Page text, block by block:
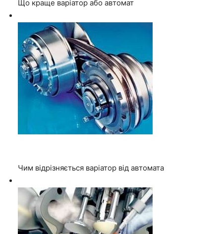
Що краще варіатор або автомат
Чим відрізняється варіатор від автомата